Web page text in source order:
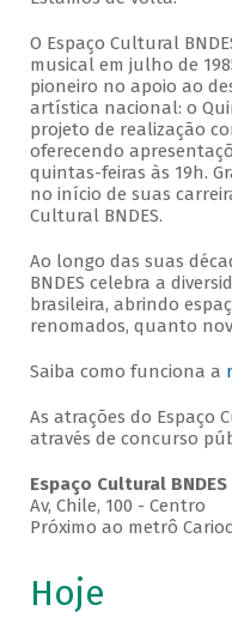
O Espaço Cultural
musical em julho de
pioneiro no apoio ao
artística nacional: o
projeto de realização
oferecendo
quintas-feiras às 19h.
no início de suas
Cultural BNDES.
Ao longo das suas
BNDES celebra a
brasileira, abrindo
renomados, quanto
Saiba como funciona a
As atrações do Espaço
através de concurso
Espaço Cultural BNDES
Av, Chile, 100 - Centro
Próximo ao metrô
Hoje